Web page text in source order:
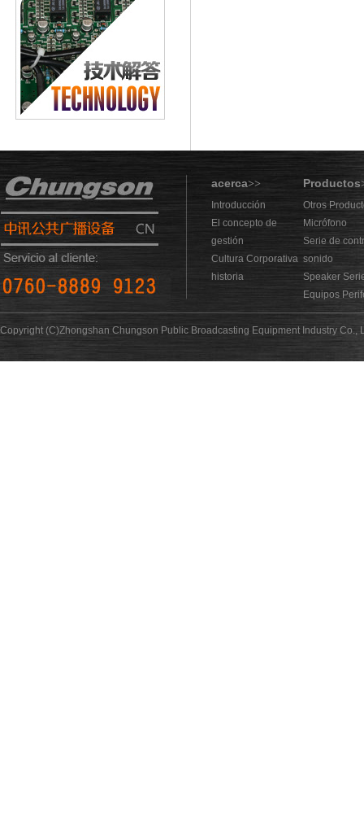
acerca>> Productos
Introducción
El concepto de
gestión
Cultura Corporativa
historia
Otros
Micrófono
Serie de
sonido
Speaker
Equipos
Copyright (C)Zhongshan Chungson Public Broadcasting Equipment Industry